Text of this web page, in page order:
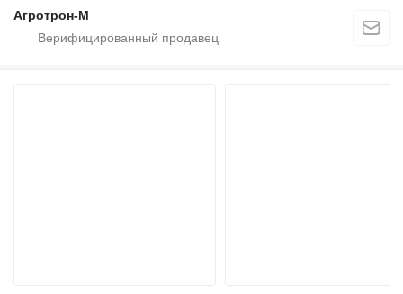
Агротрон-М